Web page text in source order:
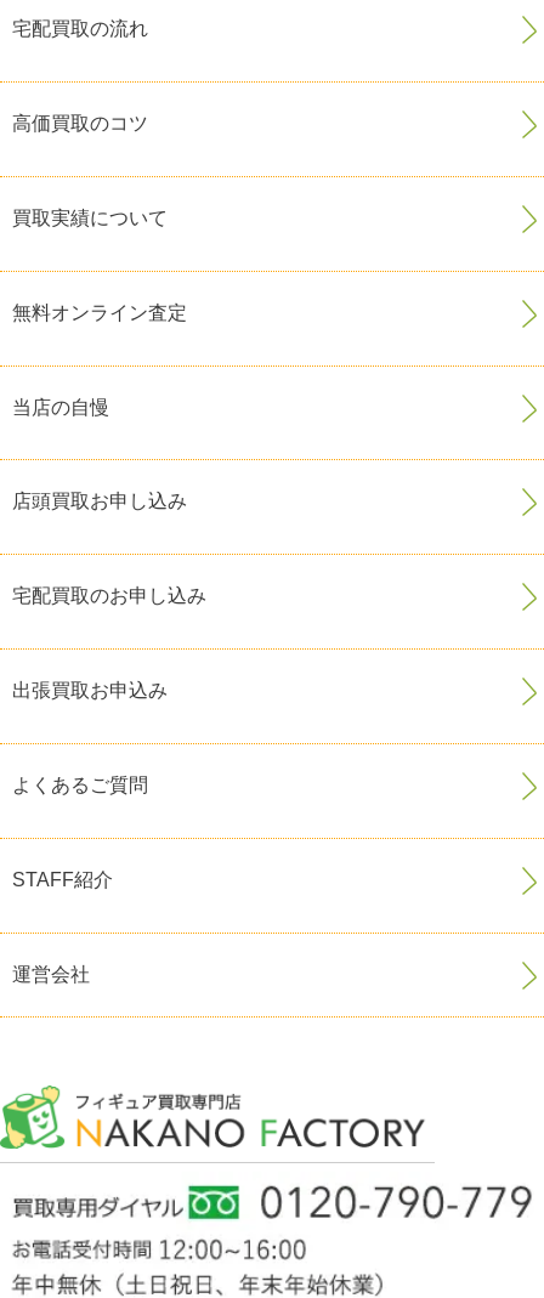
宅配買取の流れ
高価買取のコツ
買取実績について
無料オンライン査定
当店の自慢
店頭買取お申し込み
宅配買取のお申し込み
出張買取お申込み
よくあるご質問
STAFF紹介
運営会社